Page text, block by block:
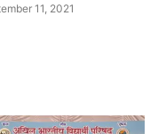
11, 2021